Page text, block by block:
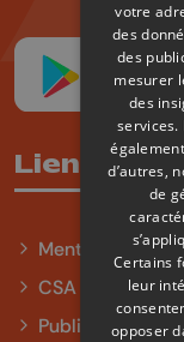
Liens
Mentions
CSA
Publicité
votre
des
des
mesurer
des
services.
d’autres,
de
Certains
leur
opposer